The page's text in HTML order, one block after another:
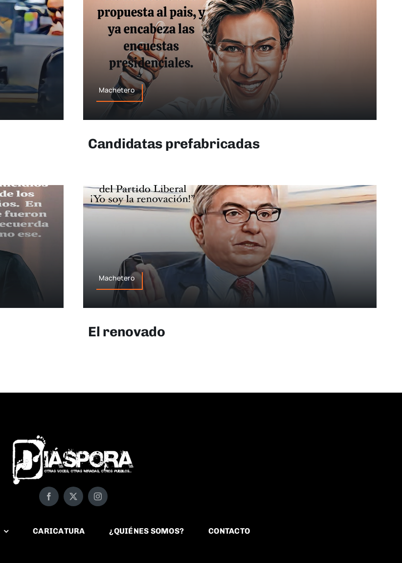
Machetero
Candidatas prefabricadas
Machetero
El renovado
CARICATURA ¿QUIÉNES SOMOS? CONTACTO